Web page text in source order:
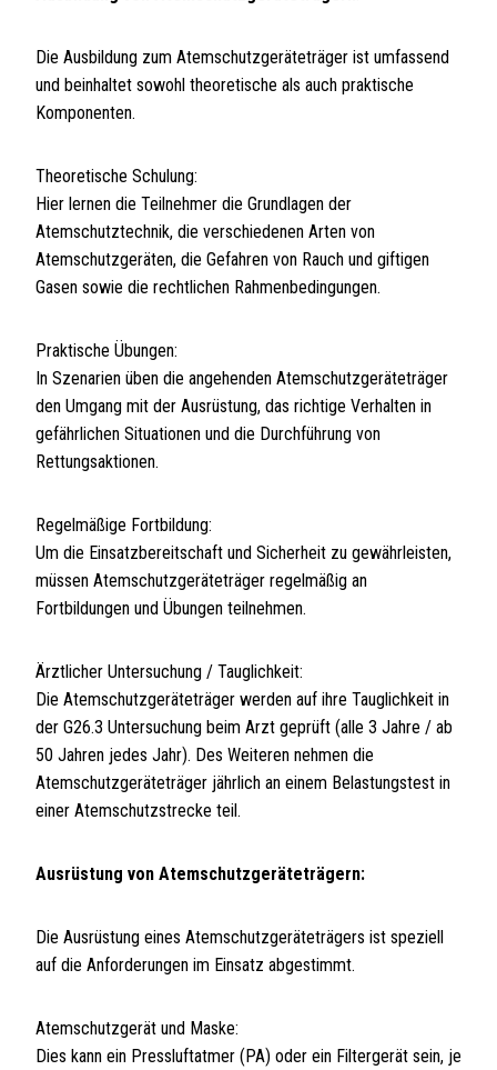
Die Ausbildung zum Atemschutzgeräteträger ist umfassend
und beinhaltet sowohl theoretische als auch praktische
Komponenten.
Theoretische Schulung:
Hier lernen die Teilnehmer die Grundlagen der
Atemschutztechnik, die verschiedenen Arten von
Atemschutzgeräten, die Gefahren von Rauch und giftigen
Gasen sowie die rechtlichen Rahmenbedingungen.
Praktische Übungen:
In Szenarien üben die angehenden Atemschutzgeräteträger
den Umgang mit der Ausrüstung, das richtige Verhalten in
gefährlichen Situationen und die Durchführung von
Rettungsaktionen.
Regelmäßige Fortbildung:
Um die Einsatzbereitschaft und Sicherheit zu gewährleisten,
müssen Atemschutzgeräteträger regelmäßig an
Fortbildungen und Übungen teilnehmen.
Ärztlicher Untersuchung / Tauglichkeit:
Die Atemschutzgeräteträger werden auf ihre Tauglichkeit in
der G26.3 Untersuchung beim Arzt geprüft (alle 3 Jahre / ab
50 Jahren jedes Jahr). Des Weiteren nehmen die
Atemschutzgeräteträger jährlich an einem Belastungstest in
einer Atemschutzstrecke teil.
Ausrüstung von Atemschutzgeräteträgern:
Die Ausrüstung eines Atemschutzgeräteträgers ist speziell
auf die Anforderungen im Einsatz abgestimmt.
Atemschutzgerät und Maske:
Dies kann ein Pressluftatmer (PA) oder ein Filtergerät sein, je